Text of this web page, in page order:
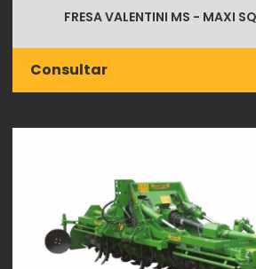
FRESA VALENTINI MS - MAXI
Consultar